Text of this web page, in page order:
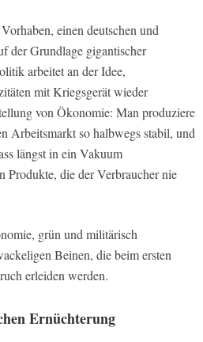
einen deutschen und
der Grundlage gigantischer
arbeitet an der Idee,
mit Kriegsgerät wieder
von Ökonomie: Man produziere
Arbeitsmarkt so halbwegs stabil, und
längst in ein Vakuum
Produkte, die der Verbraucher nie
grün und militärisch
Beinen, die beim ersten
erleiden werden.
Ernüchterung